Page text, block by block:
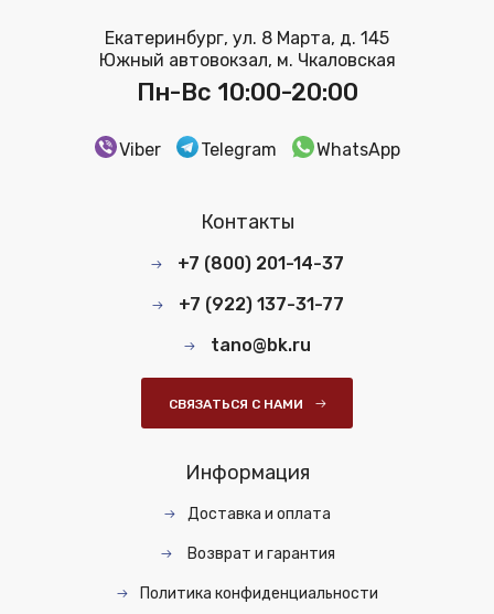
Екатеринбург, ул. 8 Марта, д. 145
Южный автовокзал, м. Чкаловская
Пн-Вс 10:00-20:00
Viber Telegram WhatsApp
Контакты
+7 (800) 201-14-37
+7 (922) 137-31-77
tano@bk.ru
СВЯЗАТЬСЯ С НАМИ
Информация
Доставка и оплата
Возврат и гарантия
Политика конфиденциальности